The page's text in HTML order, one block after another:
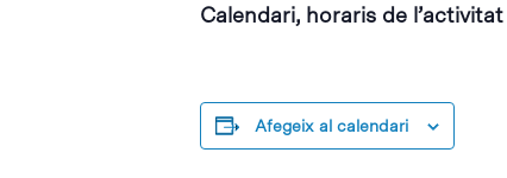
Calendari, horaris de
Afegeix al calendari